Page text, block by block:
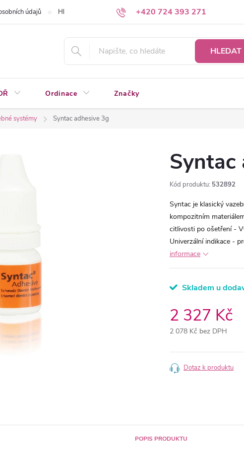
+420 724 393 271
údajů Hledáte a nenacházíte? Napište nám
HLEDAT
Ordinace Značky
systémy Syntac adhesive 3g
Syntac
Kód produktu: 532892
Syntac je klasický
kompozitním
citlivosti po ošetření -
Univerzální indikace -
informace
Skladem u
2 327 Kč
2 078 Kč bez DPH
cena:
Dotaz k produktu
POPIS PRODUKTU